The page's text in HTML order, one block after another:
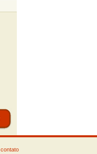
contato